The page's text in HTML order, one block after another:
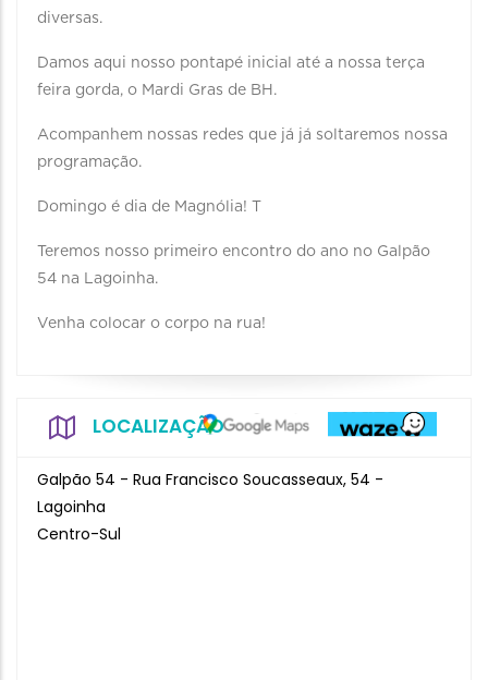
diversas.
Damos aqui nosso pontapé inicial até a nossa terça
feira gorda, o Mardi Gras de BH.
Acompanhem nossas redes que já já soltaremos nossa
programação.
Domingo é dia de Magnólia! T
Teremos nosso primeiro encontro do ano no Galpão
54 na Lagoinha.
Venha colocar o corpo na rua!
LOCALIZAÇÃO
Galpão 54 - Rua Francisco Soucasseaux, 54 -
Lagoinha
Centro-Sul